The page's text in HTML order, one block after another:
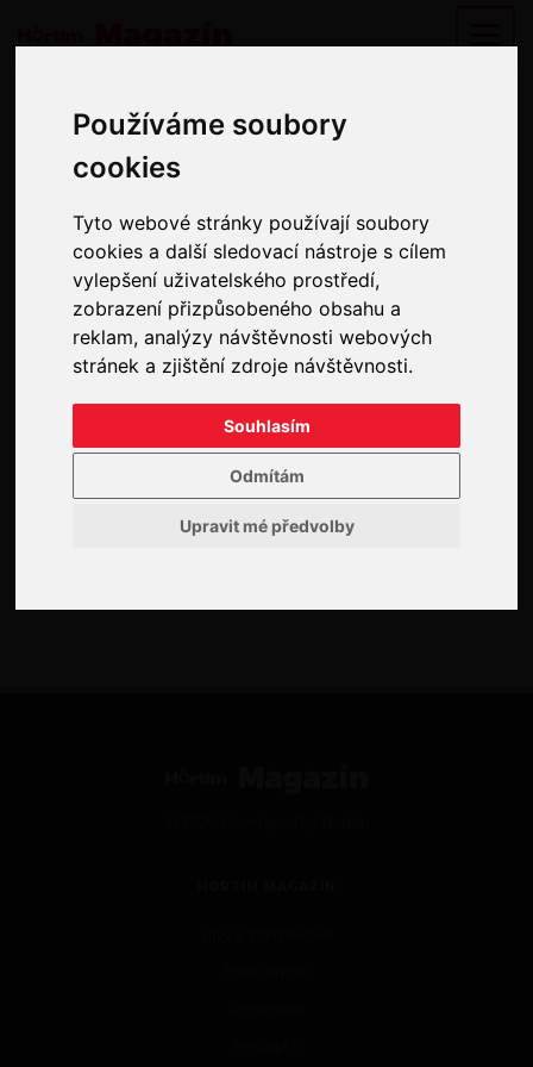
Používáme soubory
cookies
Tyto webové stránky používají soubory
cookies a další sledovací nástroje s cílem
vylepšení uživatelského prostředí,
zobrazení přizpůsobeného obsahu a
reklam, analýzy návštěvnosti webových
stránek a zjištění zdroje návštěvnosti.
Souhlasím
Odmítám
Upravit mé předvolby
Používáme soubory
cookies
Tyto webové stránky používají soubory
cookies a další sledovací nástroje s cílem
vylepšení uživatelského prostředí,
zobrazení přizpůsobeného obsahu a
reklam, analýzy návštěvnosti webových
stránek a zjištění zdroje návštěvnosti.
Souhlasím
Odmítám
Upravit mé předvolby
Kuriozity
ZAJÍMAVOST
Chilli papričky: Pálivost vyšší
než pepřový sprej!